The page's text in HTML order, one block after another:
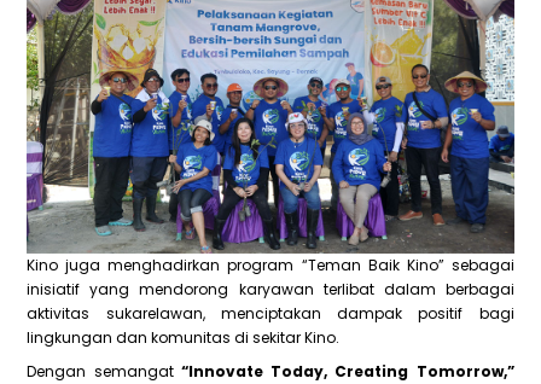
Kino juga menghadirkan program “Teman Baik Kino” sebagai
inisiatif yang mendorong karyawan terlibat dalam berbagai
aktivitas sukarelawan, menciptakan dampak positif bagi
lingkungan dan komunitas di sekitar Kino.
Dengan semangat “Innovate Today, Creating Tomorrow,”